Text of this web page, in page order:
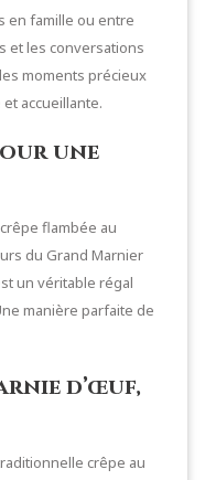
en famille ou entre
et les conversations
moments précieux
accueillante.
une
flambée au
du Grand Marnier
un véritable régal
manière parfaite de
d’œuf,
crêpe au